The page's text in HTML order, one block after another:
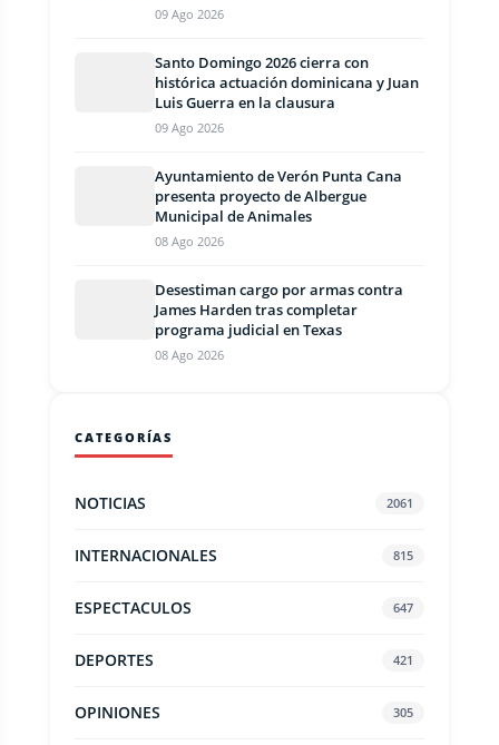
09 Ago 2026
Santo Domingo 2026 cierra con
histórica actuación dominicana y Juan
Luis Guerra en la clausura
09 Ago 2026
Ayuntamiento de Verón Punta Cana
presenta proyecto de Albergue
Municipal de Animales
08 Ago 2026
Desestiman cargo por armas contra
James Harden tras completar
programa judicial en Texas
08 Ago 2026
CATEGORÍAS
NOTICIAS 2061
INTERNACIONALES 815
ESPECTACULOS 647
DEPORTES 421
OPINIONES 305